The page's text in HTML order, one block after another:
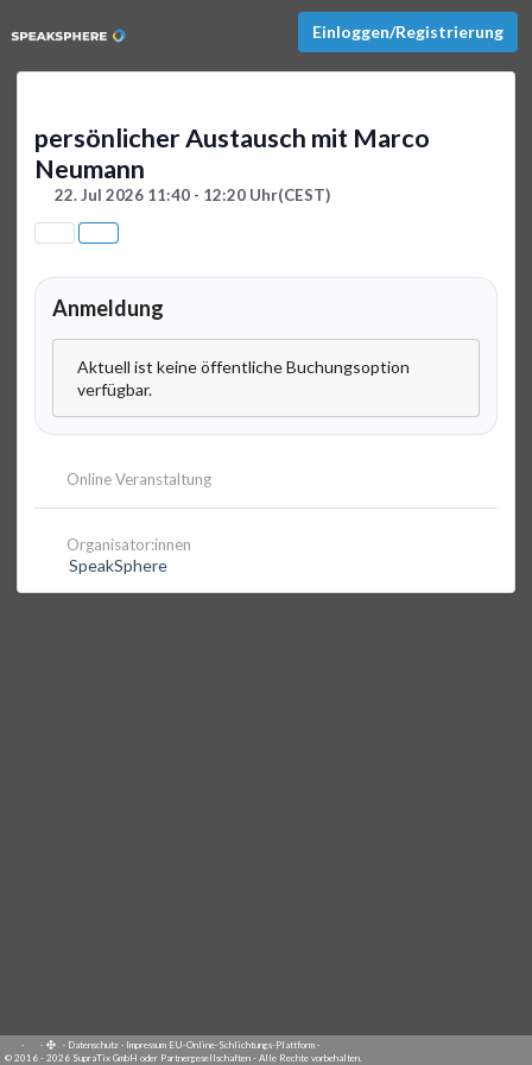
Einloggen/Registrierung
persönlicher Austausch mit Marco
Neumann
22. Jul 2026 11:40 - 12:20 Uhr(CEST)
Anmeldung
Aktuell ist keine öffentliche Buchungsoption
verfügbar.
Online Veranstaltung
Organisator:innen
SpeakSphere
· · · Datenschutz · Impressum EU-Online-Schlichtungs-Plattform ·
© 2016 - 2026 SupraTix GmbH oder Partnergesellschaften - Alle Rechte vorbehalten.